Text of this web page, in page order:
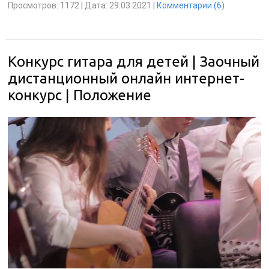
Просмотров: 1172 Дата: 29.03.2021 Комментарии (6)
Конкурс гитара для детей | Заочный
дистанционный онлайн интернет-
конкурс | Положение